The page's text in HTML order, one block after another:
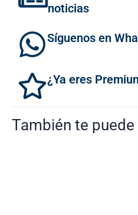
noticias
Síguenos en
¿Ya eres
También te